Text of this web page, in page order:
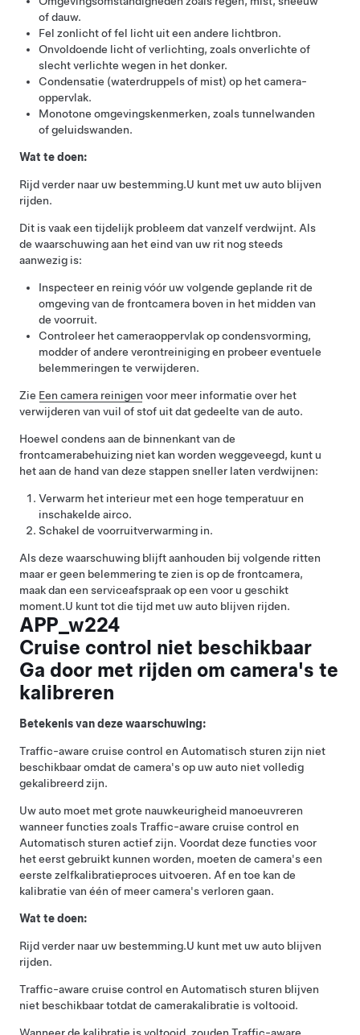
of dauw.
Fel zonlicht of fel licht uit een andere lichtbron.
Onvoldoende licht of verlichting, zoals onverlichte of
slecht verlichte wegen in het donker.
Condensatie (waterdruppels of mist) op het camera-
oppervlak.
Monotone omgevingskenmerken, zoals tunnelwanden
of geluidswanden.
Wat te doen:
Rijd verder naar uw bestemming.U kunt met uw auto blijven
rijden.
Dit is vaak een tijdelijk probleem dat vanzelf verdwijnt. Als
de waarschuwing aan het eind van uw rit nog steeds
aanwezig is:
Inspecteer en reinig vóór uw volgende geplande rit de
omgeving van de frontcamera boven in het midden van
de voorruit.
Controleer het cameraoppervlak op condensvorming,
modder of andere verontreiniging en probeer eventuele
belemmeringen te verwijderen.
Zie Een camera reinigen voor meer informatie over het
verwijderen van vuil of stof uit dat gedeelte van de auto.
Hoewel condens aan de binnenkant van de
frontcamerabehuizing niet kan worden weggeveegd, kunt u
het aan de hand van deze stappen sneller laten verdwijnen:
Verwarm het interieur met een hoge temperatuur en
inschakelde airco.
Schakel de voorruitverwarming in.
Als deze waarschuwing blijft aanhouden bij volgende ritten
maar er geen belemmering te zien is op de frontcamera,
maak dan een serviceafspraak op een voor u geschikt
moment.U kunt tot die tijd met uw auto blijven rijden.
APP_w224
Cruise control niet beschikbaar
Ga door met rijden om camera's te
kalibreren
Betekenis van deze waarschuwing:
Traffic-aware cruise control en Automatisch sturen zijn niet
beschikbaar omdat de camera's op uw auto niet volledig
gekalibreerd zijn.
Uw auto moet met grote nauwkeurigheid manoeuvreren
wanneer functies zoalsTraffic-aware cruise control en
Automatisch sturen actief zijn. Voordat deze functies voor
het eerst gebruikt kunnen worden, moeten de camera's een
eerste zelfkalibratieproces uitvoeren. Af en toe kan de
kalibratie van één of meer camera's verloren gaan.
Wat te doen:
Rijd verder naar uw bestemming.U kunt met uw auto blijven
rijden.
Traffic-aware cruise control en Automatisch sturen blijven
niet beschikbaar totdat de camerakalibratie is voltooid.